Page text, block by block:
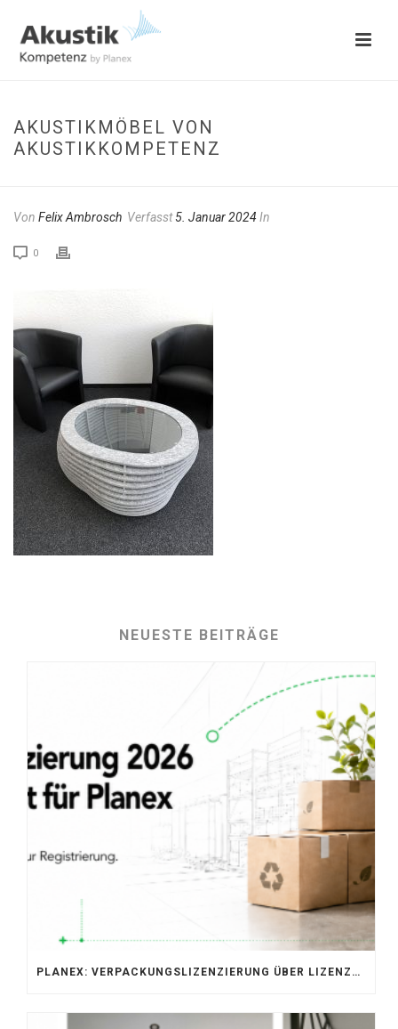
AKUSTIKMÖBEL VON
AKUSTIKKOMPETENZ
Von Felix Ambrosch Verfasst5. Januar 2024In
0
NEUESTE BEITRÄGE
PLANEX: VERPACKUNGSLIZENZIERUNG ÜBER LIZENZERO & LUCID 2026